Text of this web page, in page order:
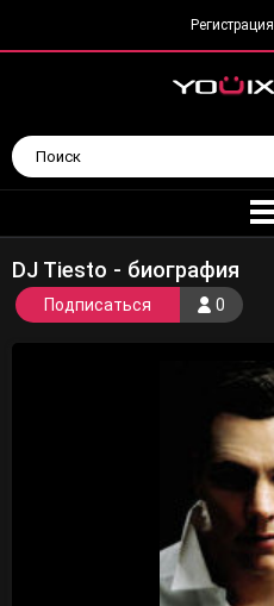
Регистрация
DJ Tiesto - биография
0
Подписаться